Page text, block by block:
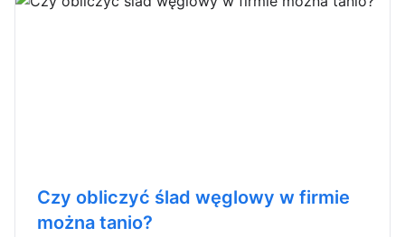
Czy obliczyć ślad węglowy w firmie
można tanio?